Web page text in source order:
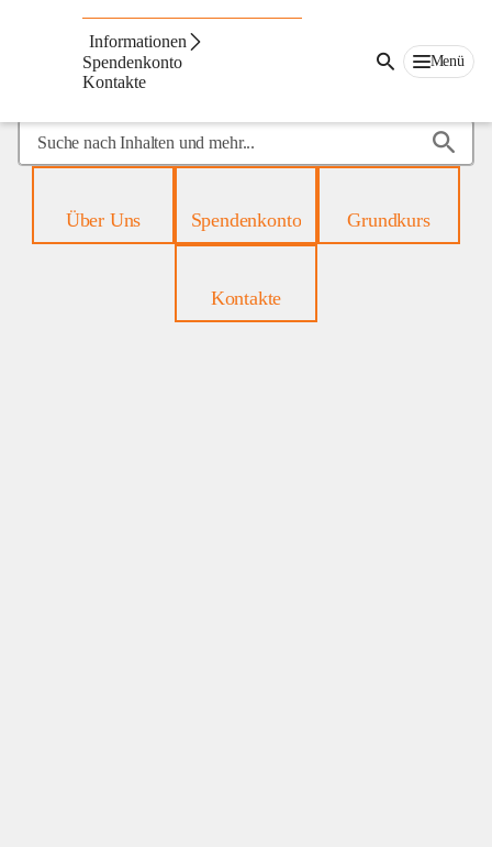
Informationen
Spendenkonto
Kontakte
Menü
Suche
nach
mehr...Über Uns Spendenkonto Grundkurs
Kontakte